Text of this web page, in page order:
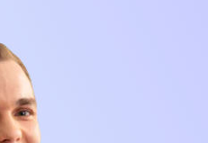
und unvergessliche
sich mit einer Firmenfeier
Spiele und Aufgaben